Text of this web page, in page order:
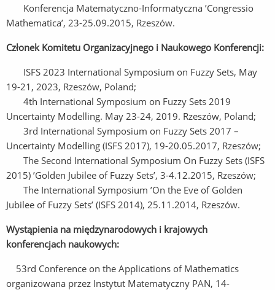
Konferencja Matematyczno-Informatyczna ’Congressio
Mathematica’, 23-25.09.2015, Rzeszów.
Członek Komitetu Organizacyjnego i Naukowego Konferencji:
ISFS 2023 International Symposium on Fuzzy Sets, May
19-21, 2023, Rzeszów, Poland;
4th International Symposium on Fuzzy Sets 2019
Uncertainty Modelling. May 23-24, 2019. Rzeszów, Poland;
3rd International Symposium on Fuzzy Sets 2017 –
Uncertainty Modelling (ISFS 2017), 19-20.05.2017, Rzeszów;
The Second International Symposium On Fuzzy Sets (ISFS
2015) ’Golden Jubilee of Fuzzy Sets’, 3-4.12.2015, Rzeszów;
The International Symposium ’On the Eve of Golden
Jubilee of Fuzzy Sets’ (ISFS 2014), 25.11.2014, Rzeszów.
Wystąpienia na międzynarodowych i krajowych
konferencjach naukowych:
53rd Conference on the Applications of Mathematics
organizowana przez Instytut Matematyczny PAN, 14-